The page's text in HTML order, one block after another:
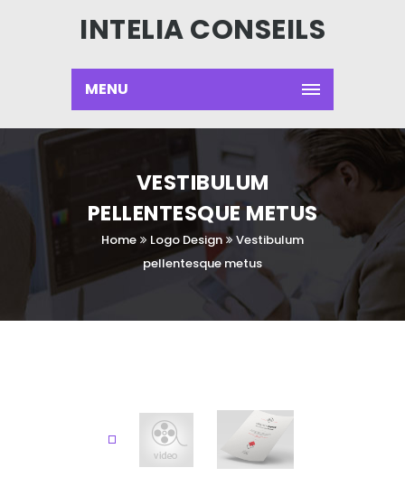
INTELIA CONSEILS
MENU
VESTIBULUM
PELLENTESQUE METUS
Home Logo Design
Vestibulum
pellentesque metus